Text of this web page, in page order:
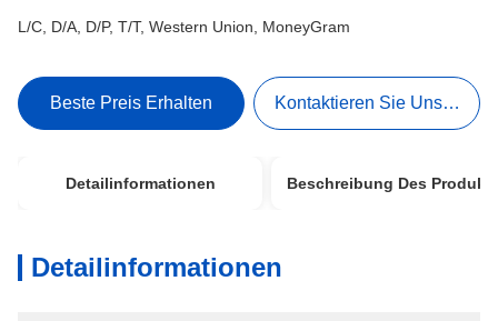
L/C, D/A, D/P, T/T, Western Union, MoneyGram
Beste Preis Erhalten Kontaktieren Sie Uns Jetzt
Detailinformationen Beschreibung Des
Detailinformationen